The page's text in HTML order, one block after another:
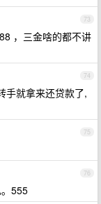
73
，三金啥的都不讲
74
手就拿来还贷款了,
75
76
555